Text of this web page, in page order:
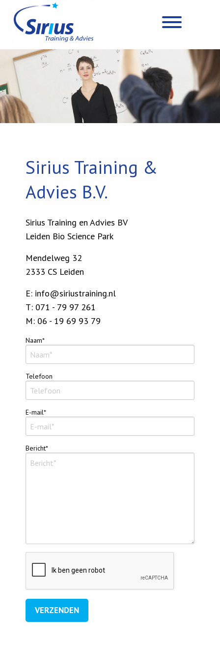
Sirius Training &
Advies B.V.
Sirius Training en Advies BV
Leiden Bio Science Park
Mendelweg 32
2333 CS Leiden
E: info@siriustraining.nl
T: 071 - 79 97 261
M: 06 - 19 69 93 79
Naam*
Telefoon
E-mail*
Bericht*